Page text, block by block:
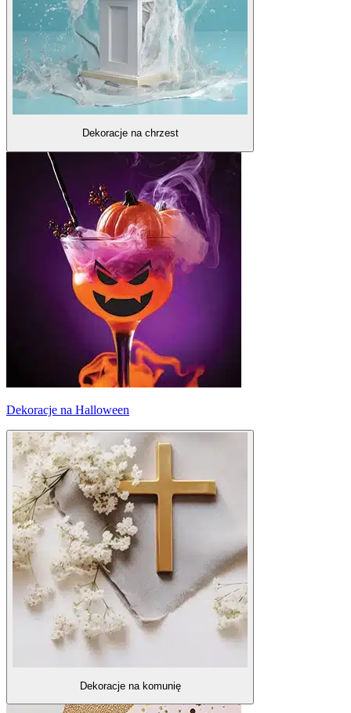
Dekoracje na chrzest
Dekoracje na Halloween
Dekoracje na komunię